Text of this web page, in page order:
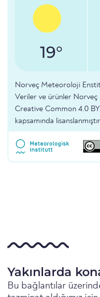
19°
Norveç Meteoroloji
Veriler ve ürünler Norveç
Creative Common 4.0
kapsamında
Yakınlarda
Bu bağlantılar